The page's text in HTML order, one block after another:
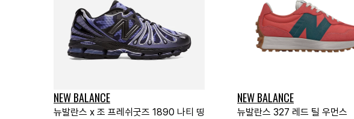
NEW BALANCE
뉴발란스 x 조 프레쉬굿즈 1890 나티 띵
NEW BALANCE
뉴발란스 327 레드 틸 우먼스